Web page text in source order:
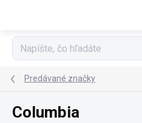
Predávané značky
Columbia